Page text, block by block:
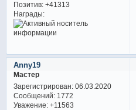
Позитив: +41313
Награды:
Anny19
Мастер
Зарегистрирован: 06.03.2020
Сообщений:1772
Уважение: +11563